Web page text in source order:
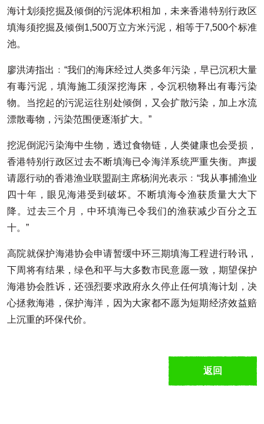
海计划须挖掘及倾倒的污泥体积相加，未来香港特别行政区
填海须挖掘及倾倒1,500万立方米污泥，相等于7,500个标准
池。
廖洪涛指出﹕“我们的海床经过人类多年污染，早已沉积大量
有毒污泥，填海施工须深挖海床，令沉积物释出有毒污染
物。当挖起的污泥运往别处倾倒，又会扩散污染，加上水流
漂散毒物，污染范围便逐渐扩大。”
挖泥倒泥污染海中生物，透过食物链，人类健康也会受损，
香港特别行政区过去不断填海已令海洋系统严重失衡。声援
请愿行动的香港渔业联盟副主席杨润光表示﹕“我从事捕渔业
四十年，眼见海港受到破坏。不断填海令渔获质量大大下
降。过去三个月，中环填海已令我们的渔获减少百分之五
十。”
高院就保护海港协会申请暂缓中环三期填海工程进行聆讯，
下周将有结果，绿色和平与大多数市民意愿一致，期望保护
海港协会胜诉，还强烈要求政府永久停止任何填海计划，决
心拯救海港，保护海洋，因为大家都不愿为短期经济效益赔
上沉重的环保代价。
返回